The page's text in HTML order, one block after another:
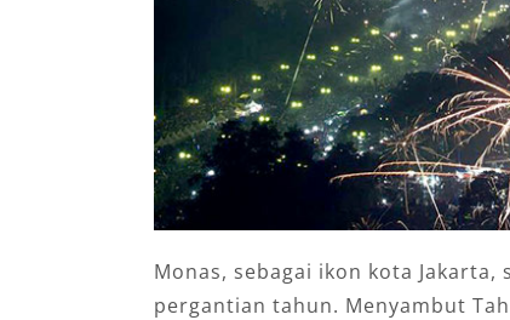
Monas, sebagai ikon kota
pergantian tahun. Menyambut